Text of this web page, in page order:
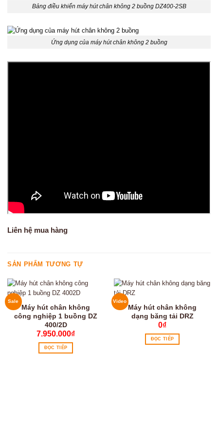
Bảng điều khiển máy hút chân không 2 buồng DZ400-2SB
Ứng dụng của máy hút chân không 2 buồng
Liên hệ mua hàng
SẢN PHẨM TƯƠNG TỰ
Sale
Máy hút chân không
công nghiệp 1 buồng DZ
400/2D
7.950.000₫
ĐỌC TIẾP
Video
Máy hút chân không
dạng băng tải DRZ
0₫
ĐỌC TIẾP